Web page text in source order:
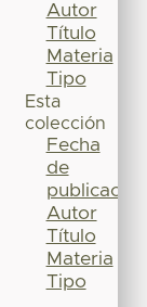
Autor
Título
Materia
Tipo
Esta
colección
Fecha
de
publicación
Autor
Título
Materia
Tipo